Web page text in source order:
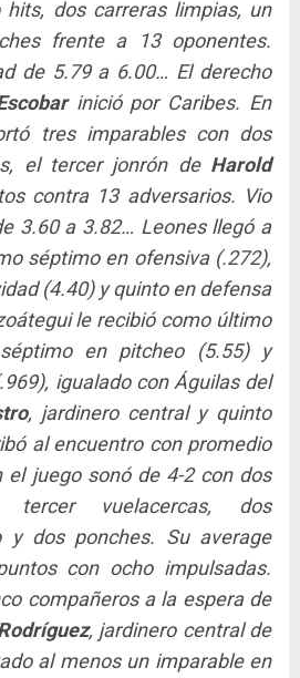
dos carreras limpias, un
frente a 13 oponentes.
de 5.79 a 6.00… El derecho
inició por Caribes. En
tres imparables con dos
el tercer jonrón de Harold
contra 13 adversarios. Vio
3.60 a 3.82… Leones llegó a
séptimo en ofensiva (.272),
(4.40) y quinto en defensa
le recibió como último
en pitcheo (5.55) y
igualado con Águilas del
, jardinero central y quinto
al encuentro con promedio
el juego sonó de 4-2 con dos
tercer vuelacercas, dos
y dos ponches. Su average
con ocho impulsadas.
compañeros a la espera de
, jardinero central de
al menos un imparable en